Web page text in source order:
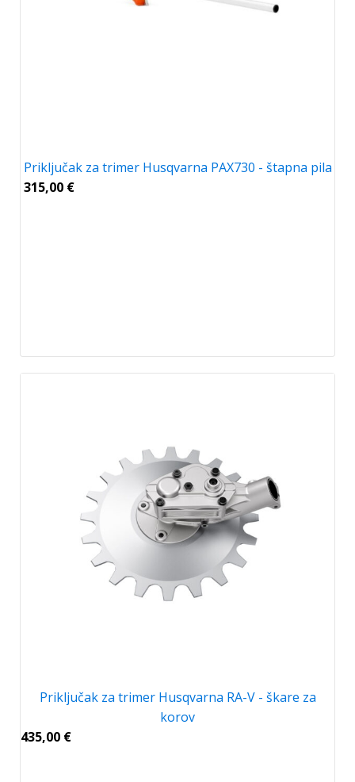
Priključak za trimer Husqvarna PAX730 - štapna pila
315,00 €
Priključak za trimer Husqvarna RA-V - škare za
korov
435,00 €